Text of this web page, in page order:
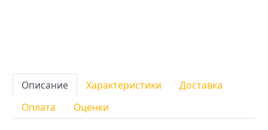
Описание Характеристики
Доставка
Оплата
Оценки